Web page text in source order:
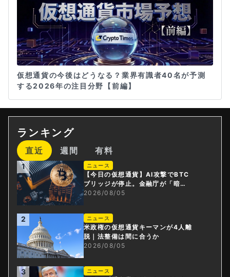
仮想通貨の今後はどうなる？業界有識者40名が予測
する2026年の注目分野【前編】
ランキング
直近 週間 有料
1 ニュース
【今日の仮想通貨】AI攻撃でBTC
ブリッジが停止。金融庁が「暗号
資産・ステーブルコイン課」新設
2026/08/05
2 ニュース
米政権の仮想通貨キーマンが4人離
脱｜法整備は間に合うか
2026/08/05
3 ニュース